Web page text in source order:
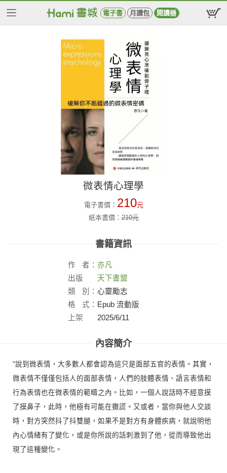
電子書 月讀包 閱讀器
微表情心理學
電子書價： 210元
紙本書價：210元
書籍資訊
作 者： 亦凡
出版
社：
天下書盟
類
別： 心靈勵志
格
式： Epub 流動版
上架
2025/6/11
內容簡介
"說到微表情，大多數人都會認為這只是面部五官的表情。其實，
微表情不僅僅包括人的面部表情，人們的肢體表情、語言表情和
行為表情也在微表情的範疇之內。比如，一個人說話時不經意摸
了摸鼻子，此時，他極有可能在撒謊。又或者，當你與他人交談
時，對方突然抖了抖雙腿，如果不是對方有身體疾病，就說明他
內心情緒有了變化，或是你所說的話刺激到了他，從而導致他出
現了這種變化。